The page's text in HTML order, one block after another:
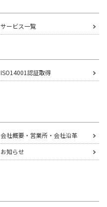
サービス一覧
ISO14001認証取得
会社概要・営業所・会社沿革
お知らせ